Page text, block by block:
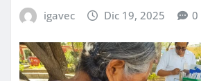
igavec Dic 19, 2025 0